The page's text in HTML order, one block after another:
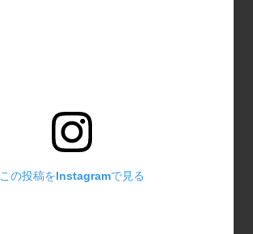
この投稿をInstagramで見る